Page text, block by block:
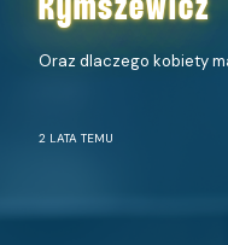
Rymszewicz
Oraz dlaczego kobiety
2 LATA TEMU